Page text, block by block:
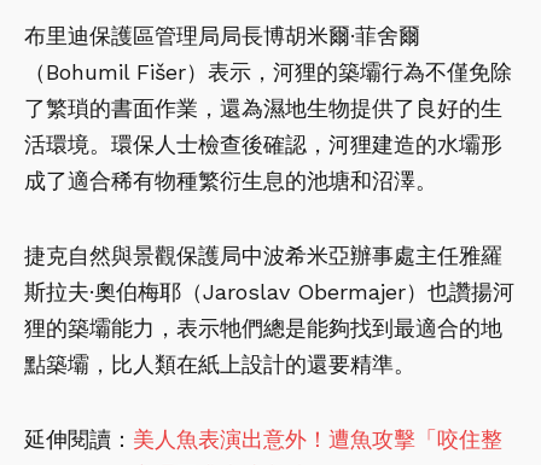
布里迪保護區管理局局長博胡米爾·菲舍爾
（Bohumil Fišer）表示，河狸的築壩行為不僅免除
了繁瑣的書面作業，還為濕地生物提供了良好的生
活環境。環保人士檢查後確認，河狸建造的水壩形
成了適合稀有物種繁衍生息的池塘和沼澤。
捷克自然與景觀保護局中波希米亞辦事處主任雅羅
斯拉夫·奧伯梅耶（Jaroslav Obermajer）也讚揚河
狸的築壩能力，表示牠們總是能夠找到最適合的地
點築壩，比人類在紙上設計的還要精準。
延伸閱讀： 美人魚表演出意外！遭魚攻擊「咬住整